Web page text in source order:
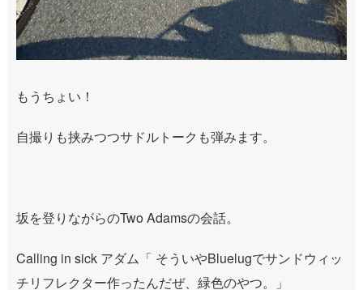
もうちょい！
自撮りも挟みつつサドルトークも弾みます。
坂を登りながらのTwo Adamsの会話。
Calling in sick アダム「 そういやBluelugでサンドウィッ
チリフレクター作ったんだぜ、緑色のやつ。」